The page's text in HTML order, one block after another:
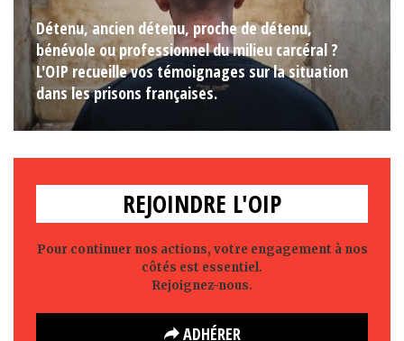
Détenu, ancien détenu, proche de détenu,
bénévole ou professionnel du milieu carcéral ?
L'OIP recueille vos témoignages sur la situation
dans les prisons françaises.
REJOINDRE L'OIP
Pour continuer nos actions, votre engagement à nos
côtés est essentiel.
Rejoignez-nous.
ADHÉRER